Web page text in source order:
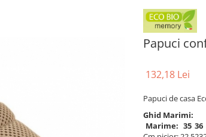
Papuci
132,18 Lei
Papuci de casa
Ghid Marimi:
Marime: 35 36